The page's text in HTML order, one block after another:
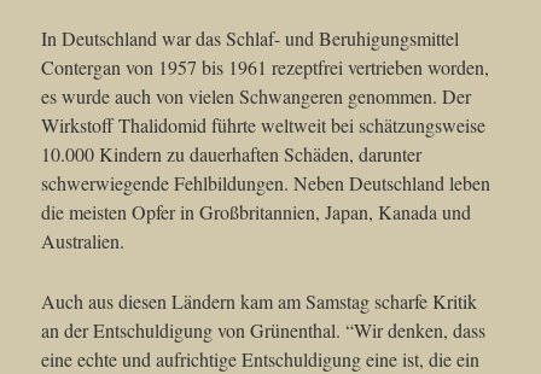
In Deutschland war das Schlaf- und Beruhigungsmittel
Contergan von 1957 bis 1961 rezeptfrei vertrieben worden,
es wurde auch von vielen Schwangeren genommen. Der
Wirkstoff Thalidomid führte weltweit bei schätzungsweise
10.000 Kindern zu dauerhaften Schäden, darunter
schwerwiegende Fehlbildungen. Neben Deutschland leben
die meisten Opfer in Großbritannien, Japan, Kanada und
Australien.
Auch aus diesen Ländern kam am Samstag scharfe Kritik
an der Entschuldigung von Grünenthal. “Wir denken, dass
eine echte und aufrichtige Entschuldigung eine ist, die ein